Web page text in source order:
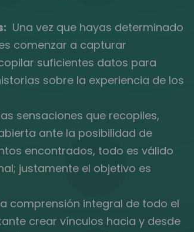
Una vez que hayas determinado
comenzar a capturar
suficientes datos para
sobre la experiencia de los
sensaciones que recopiles,
ante la posibilidad de
encontrados, todo es válido
justamente el objetivo es
comprensión integral de todo el
crear vínculos hacia y desde